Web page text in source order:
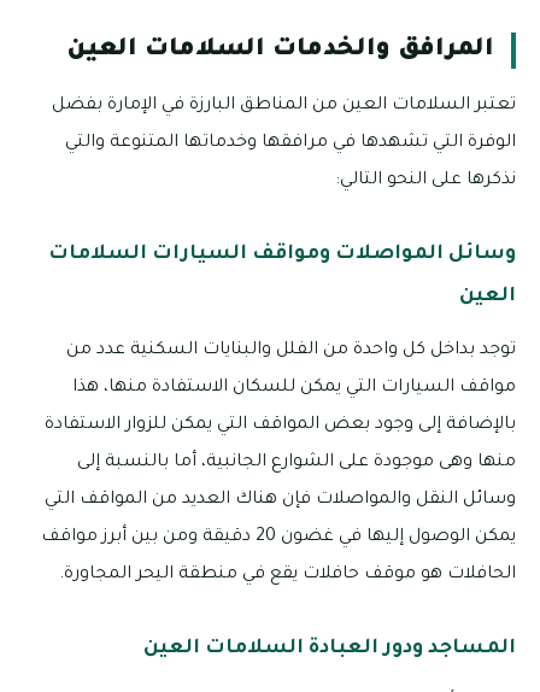
المرافق والخدمات السلامات العين
تعتبر السلامات العين من المناطق البارزة في الإمارة بفضل
الوفرة التي تشهدها في مرافقها وخدماتها المتنوعة والتي
نذكرها على النحو التالي:
وسائل المواصلات ومواقف السيارات السلامات
العين
توجد بداخل كل واحدة من الفلل والبنايات السكنية عدد من
مواقف السيارات التي يمكن للسكان الاستفادة منها، هذا
بالإضافة إلى وجود بعض المواقف التي يمكن للزوار الاستفادة
منها وهى موجودة على الشوارع الجانبية، أما بالنسبة إلى
وسائل النقل والمواصلات فإن هناك العديد من المواقف التي
يمكن الوصول إليها في غضون 20 دقيقة ومن بين أبرز مواقف
الحافلات هو موقف حافلات يقع في منطقة اليحر المجاورة.
المساجد ودور العبادة السلامات العين